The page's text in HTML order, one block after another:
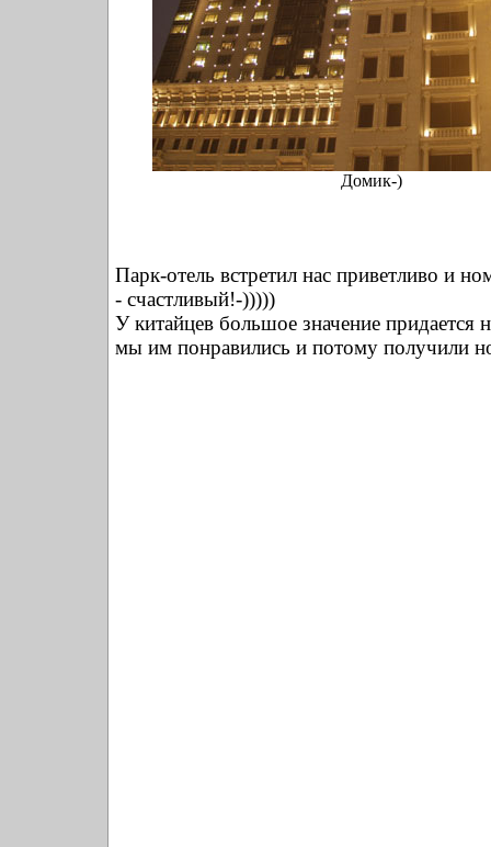
Домик-)
Парк-отель встретил нас приветливо и
- счастливый!-)))))
У китайцев большое значение придается
мы им понравились и потому получили